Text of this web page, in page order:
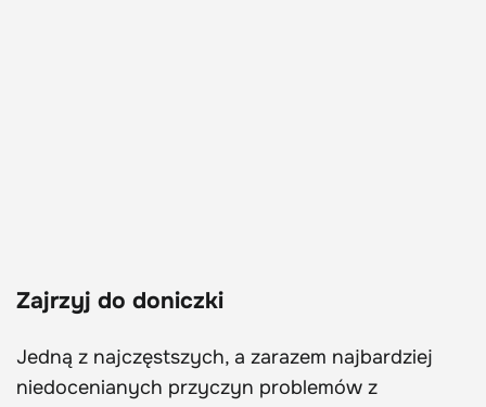
Zajrzyj do doniczki
Jedną z najczęstszych, a zarazem najbardziej
niedocenianych przyczyn problemów z